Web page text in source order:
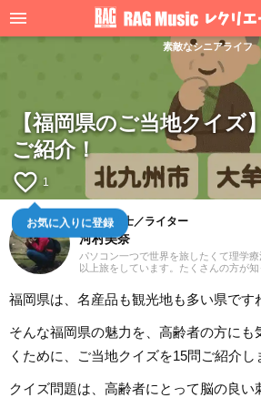
素敵なシニアライフ
【福岡県のご当地クイズ
ご紹介！
favorite_border 1
お気に入りに登録理学療法士／ライター
河村美奈
パソコン一つで世界を旅したくて理学
以上旅をしています。たくさんの方が
福岡県は、名産品も観光地も多い県です
そんな福岡県の魅力を、高齢者の方にも
くために、ご当地クイズを15問ご紹介し
クイズ問題は、高齢者にとって脳の良い